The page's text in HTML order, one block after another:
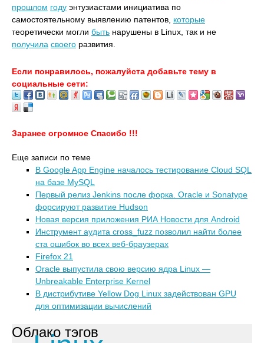
прошлом году энтузиастами инициатива по
самостоятельному выявлению патентов, которые
теоретически могли быть нарушены в Linux, так и не
получила своего развития.
Если понравилось, пожалуйста добавьте тему в
социальные сети:
Заранее огромное Спасибо !!!
Еще записи по теме
В Google App Engine началось тестирование Cloud SQL
на базе MySQL
Первый релиз Jenkins после форка. Oracle и Sonatype
форсируют развитие Hudson
Новая версия приложения РИА Новости для Android
Инструмент аудита cross_fuzz позволил найти более
ста ошибок во всех веб-браузерах
Firefox 21
Oracle выпустила свою версию ядра Linux —
Unbreakable Enterprise Kernel
В дистрибутиве Yellow Dog Linux задействован GPU
для оптимизации вычислений
Облако тэгов